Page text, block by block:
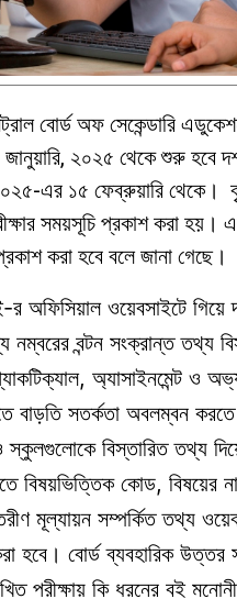
বোর্ড অফ সেকেন্ডারি
২০২৫ থেকে শুরু হবে
এর ১৫ ফেব্রুয়ারি থেকে।
সময়সূচি প্রকাশ করা হয়।
করা হবে বলে জানা
র অফিসিয়াল ওয়েবসাইটে
নম্বরের বন্টন সংক্রান্ত তথ্য
অ্যাসাইনমেন্ট ও
বাড়তি সতর্কতা অবলম্বন করতে
স্কুলগুলোকে বিস্তারিত তথ্য
বিষয়ভিত্তিক কোড, বিষয়ের
মূল্যায়ন সম্পর্কিত তথ্য
হবে। বোর্ড ব্যবহারিক
পরীক্ষায় কি ধরনের বই